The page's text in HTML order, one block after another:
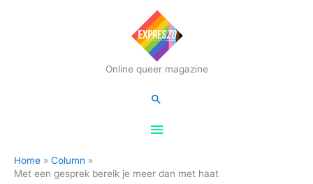
Online queer magazine
Hoofdmenu
Zoeken
Home
Column
Met een gesprek bereik je meer dan met haat